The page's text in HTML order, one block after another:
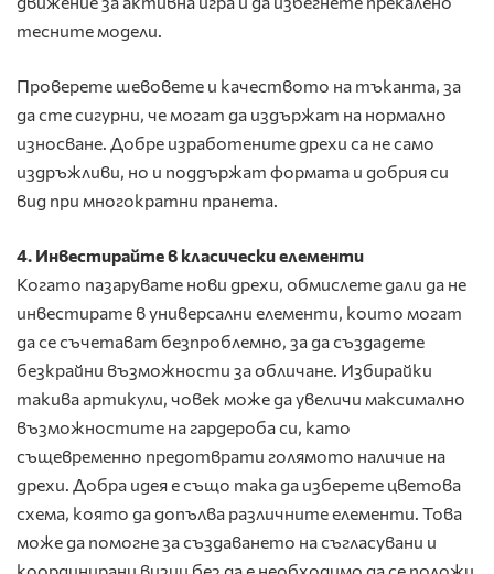
тесните модели.
Проверете шевовете и качеството на тъканта, за
да сте сигурни, че могат да издържат на нормално
износване. Добре изработените дрехи са не само
издръжливи, но и поддържат формата и добрия си
вид при многократни пранета.
4. Инвестирайте в класически елементи
Когато пазарувате нови дрехи, обмислете дали да не
инвестирате в универсални елементи, които могат
да се съчетават безпроблемно, за да създадете
безкрайни възможности за обличане. Избирайки
такива артикули, човек може да увеличи максимално
възможностите на гардероба си, като
същевременно предотврати голямото наличие на
дрехи. Добра идея е също така да изберете цветова
схема, която да допълва различните елементи. Това
може да помогне за създаването на съгласувани и